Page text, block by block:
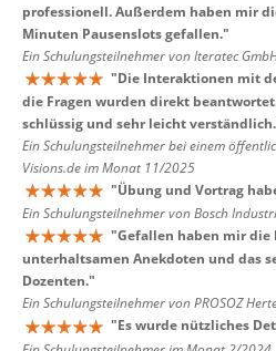
professionell. Außerdem haben mir
Minuten Pausenslots gefallen."
Ein Schulungsteilnehmer von Iteratec
"Die Interaktionen mit
die Fragen wurden direkt
schlüssig und sehr leicht
Ein Schulungsteilnehmer bei einem
Visions.de im Monat 11/2025
"Übung und Vortrag
Ein Schulungsteilnehmer von Bosch
"Gefallen haben mir die
unterhaltsamen Anekdoten und das
Dozenten."
Ein Schulungsteilnehmer von PROSOZ
"Es wurde nützliches